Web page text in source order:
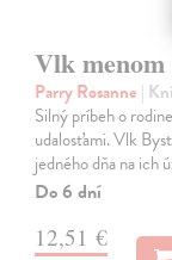
Vlk
Parry Rosanne |
Silný príbeh o
udalosťami. Vlk
jedného dňa na ich
Do 6 dní
12,51 €